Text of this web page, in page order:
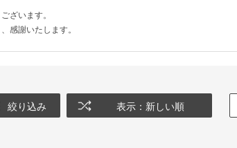
ざいます。
感謝いたします。
絞り込み 表示：新しい順